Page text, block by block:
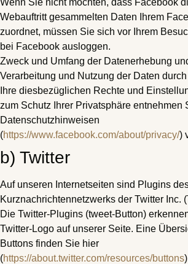
Wenn Sie nicht möchten, dass Facebook
Webauftritt gesammelten Daten Ihrem
zuordnet, müssen Sie sich vor Ihrem
bei Facebook ausloggen.
Zweck und Umfang der Datenerhebung
Verarbeitung und Nutzung der Daten
Ihre diesbezüglichen Rechte und
zum Schutz Ihrer Privatsphäre entnehmen
Datenschutzhinweisen
(https://www.facebook.com/about/privacy/)
b) Twitter
Auf unseren Internetseiten sind Plugins
Kurznachrichtennetzwerks der Twitter Inc.
Die Twitter-Plugins (tweet-Button)
Twitter-Logo auf unserer Seite. Eine
Buttons finden Sie hier
(https://about.twitter.com/resources/buttons